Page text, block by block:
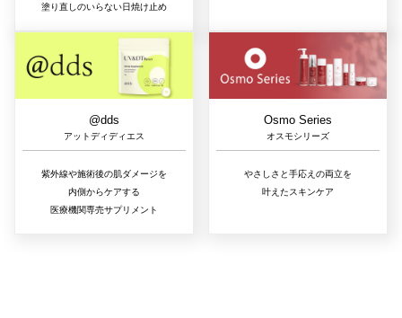
塗り直しのいらない日焼け止め
@dds
アットディディエス
紫外線や施術後の肌ダメージを
内側からケアする
医療機関専売サプリメント
Osmo Series
オスモシリーズ
やさしさと手応えの両立を
叶えたスキンケア